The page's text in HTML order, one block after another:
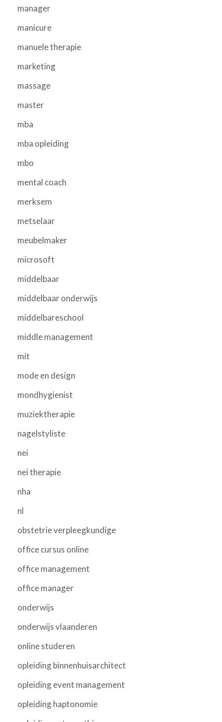
manager
manicure
manuele therapie
marketing
massage
master
mba
mba opleiding
mbo
mental coach
merksem
metselaar
meubelmaker
microsoft
middelbaar
middelbaar onderwijs
middelbareschool
middle management
mit
mode en design
mondhygienist
muziektherapie
nagelstyliste
nei
nei therapie
nha
nl
obstetrie verpleegkundige
office cursus online
office management
office manager
onderwijs
onderwijs vlaanderen
online studeren
opleiding binnenhuisarchitect
opleiding event management
opleiding haptonomie